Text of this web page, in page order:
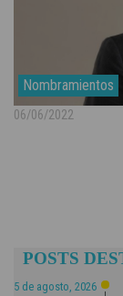
Nombramientos
06/06/2022
POSTS
5 de agosto, 2026